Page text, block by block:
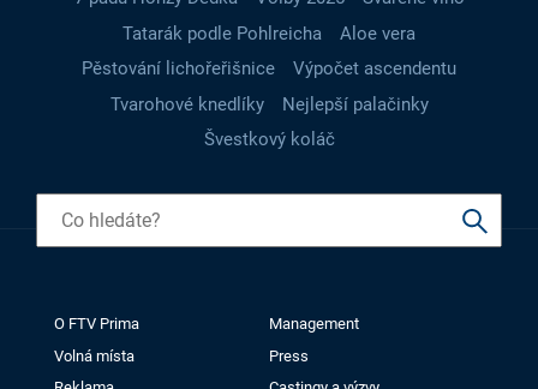
Tatarák podle Pohlreicha
Aloe vera
Pěstování lichořeřišnice
Výpočet ascendentu
Tvarohové knedlíky
Nejlepší palačinky
Švestkový koláč
O FTV Prima
Management
Volná místa
Press